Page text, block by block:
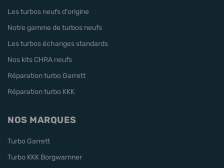
Les turbos neufs d'origine
Notre gamme de turbos neufs
Les turbos échanges standards
Nos kits CHRA neufs
Réparation turbo Garrett
Réparation turbo KKK
NOS MARQUES
Turbo Garrett
Turbo KKK Borgwarnner